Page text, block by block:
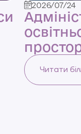
2026/07/24
Читати